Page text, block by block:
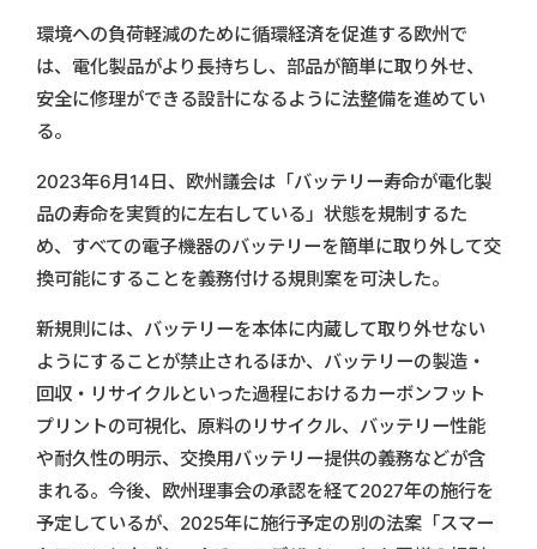
環境への負荷軽減のために循環経済を促進する欧州で
は、電化製品がより長持ちし、部品が簡単に取り外せ、
安全に修理ができる設計になるように法整備を進めてい
る。
2023年6月14日、欧州議会は「バッテリー寿命が電化製
品の寿命を実質的に左右している」状態を規制するた
め、すべての電子機器のバッテリーを簡単に取り外して交
換可能にすることを義務付ける規則案を可決した。
新規則には、バッテリーを本体に内蔵して取り外せない
ようにすることが禁止されるほか、バッテリーの製造・
回収・リサイクルといった過程におけるカーボンフット
プリントの可視化、原料のリサイクル、バッテリー性能
や耐久性の明示、交換用バッテリー提供の義務などが含
まれる。今後、欧州理事会の承認を経て2027年の施行を
予定しているが、2025年に施行予定の別の法案「スマー